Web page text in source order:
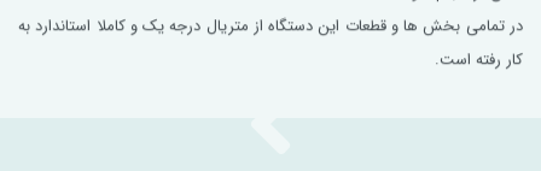
در تمامی بخش ها و قطعات این دستگاه از متریال درجه یک و کاملا استاندارد به
کار رفته است.